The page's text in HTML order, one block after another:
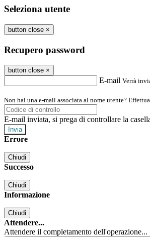
Seleziona utente
button close ×
Recupero password
button close ×
E-mail Verrà
Non hai una e-mail associata al nome utente?
E-mail inviata, si prega di controllare la
Errore
Chiudi
Successo
Chiudi
Informazione
Chiudi
Attendere...
Attendere il completamento dell'operazione...